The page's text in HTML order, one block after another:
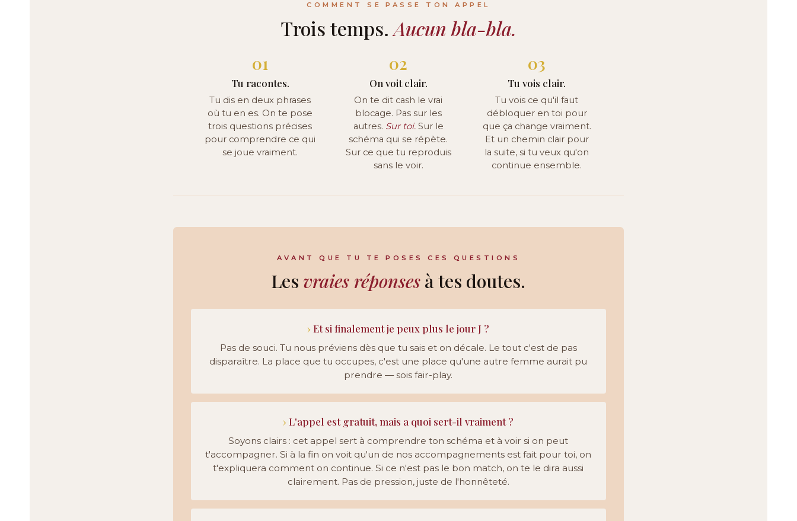
COMMENT SE PASSE TON APPEL
Trois temps.Aucun bla-bla.
01
Tu racontes.
Tu dis en deux phrases
où tu en es. On te pose
trois questions précises
pour comprendre ce qui
se joue vraiment.
02
On voit clair.
On te dit cash le vrai
blocage. Pas sur les
autres. Sur toi.Sur le
schéma qui se répète.
Sur ce que tu reproduis
sans le voir.
03
Tu vois clair.
Tu vois ce qu'il faut
débloquer en toi pour
que ça change vraiment.
Et un chemin clair pour
la suite, si tu veux qu'on
continue ensemble.
AVANT QUE TU TE POSES CES QUESTIONS
Les vraies réponsesà tes doutes.
Et si finalement je peux plus le jour J ?
Pas de souci. Tu nous préviens dès que tu sais et on décale. Le tout c'est de pas
disparaître. La place que tu occupes, c'est une place qu'une autre femme aurait pu
prendre — sois fair-play.
L'appel est gratuit, mais a quoi sert-il vraiment ?
Soyons clairs : cet appel sert à comprendre ton schéma et à voir si on peut
t'accompagner. Si à la fin on voit qu'un de nos accompagnements est fait pour toi, on
t'expliquera comment on continue. Si ce n'est pas le bon match, on te le dira aussi
clairement. Pas de pression, juste de l'honnêteté.